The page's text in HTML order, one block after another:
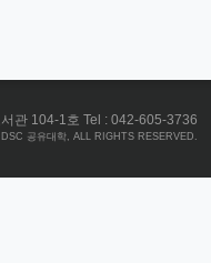
관 104-1호 Tel : 042-605-3736
공유대학, ALL RIGHTS RESERVED.